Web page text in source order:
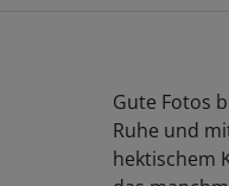
Gute Fotos
Ruhe und
hektischem